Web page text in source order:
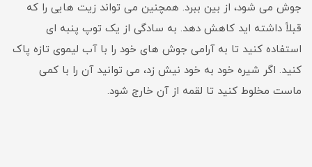
جوش می شود، از بین ببرد. همچنین می تواند زیت هایی را که
قبلاً داشته اید کاهش دهد. به سادگی از یک توپ پنبه ای
استفاده کنید تا به آرامی جوش های خود را با آب لیموی تازه پاک
کنید. اگر شیره خود به خود نیش زد، می توانید آن را با کمی
ماست مخلوط کنید تا لقمه از آن خارج شود.